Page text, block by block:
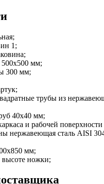
1;
мм;
300 мм;
трубы из
40х40 мм;
и рабочей
нержавеющая сталь AISI
мм;
высоте ножки;